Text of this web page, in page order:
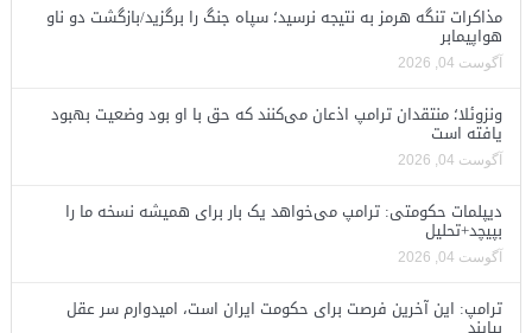
مذاکرات تنگه هرمز به نتیجه نرسید؛ سپاه جنگ را برگزید/بازگشت دو ناو
هواپیمابر
آگوست 04, 2026
ونزوئلا؛ منتقدان ترامپ اذعان می‌کنند که حق با او بود وضعیت بهبود
یافته است
آگوست 04, 2026
دیپلمات حکومتی: ترامپ می‌خواهد یک بار برای همیشه نسخه ما را
بپیچد+تحلیل
آگوست 04, 2026
ترامپ: این آخرین فرصت برای حکومت ایران است، امیدوارم سر عقل